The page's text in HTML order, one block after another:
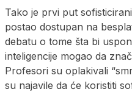
Tako je prvi put
postao dostupan na
debatu o tome šta bi
inteligencije mogao da
Profesori su oplakivali
su najavile da će koristiti